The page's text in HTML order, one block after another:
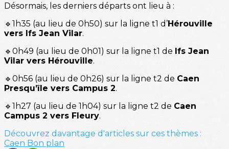
Désormais, les derniers départs ont lieu à :
🔹1h35 (au lieu de 0h50) sur la ligne t1 d’Hérouville
vers Ifs Jean Vilar.
🔹0h49 (au lieu de 0h01) sur la ligne t1 de Ifs Jean
Vilar vers Hérouville.
🔹0h56 (au lieu de 0h26) sur la ligne t2 de Caen
Presqu’île vers Campus 2.
🔹1h27 (au lieu de 1h04) sur la ligne t2 de Caen
Campus 2 vers Fleury.
Découvrez davantage d'articles sur ces thèmes :
Caen Bon plan